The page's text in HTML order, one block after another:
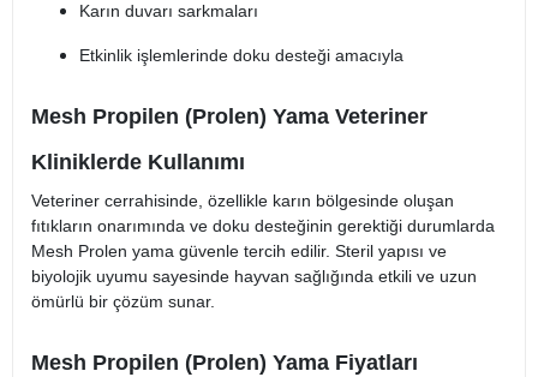
Karın duvarı sarkmaları
Etkinlik işlemlerinde doku desteği amacıyla
Mesh Propilen (Prolen) Yama Veteriner
Kliniklerde Kullanımı
Veteriner cerrahisinde, özellikle karın bölgesinde oluşan
fıtıkların onarımında ve doku desteğinin gerektiği durumlarda
Mesh Prolen yama güvenle tercih edilir. Steril yapısı ve
biyolojik uyumu sayesinde hayvan sağlığında etkili ve uzun
ömürlü bir çözüm sunar.
Mesh Propilen (Prolen) Yama Fiyatları